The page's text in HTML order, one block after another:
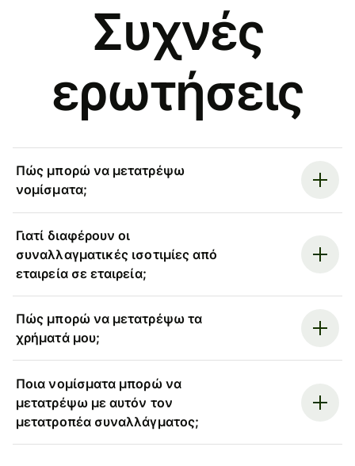
Συχνές
ερωτήσεις
Πώς μπορώ να μετατρέψω
νομίσματα;
Γιατί διαφέρουν οι
συναλλαγματικές ισοτιμίες από
εταιρεία σε εταιρεία;
Πώς μπορώ να μετατρέψω τα
χρήματά μου;
Ποια νομίσματα μπορώ να
μετατρέψω με αυτόν τον
μετατροπέα συναλλάγματος;